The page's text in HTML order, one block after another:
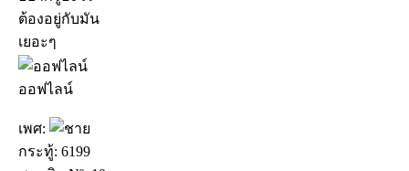
ต้องอยู่กับมัน
เยอะๆ
ออฟไลน์
เพศ:
กระทู้: 6199